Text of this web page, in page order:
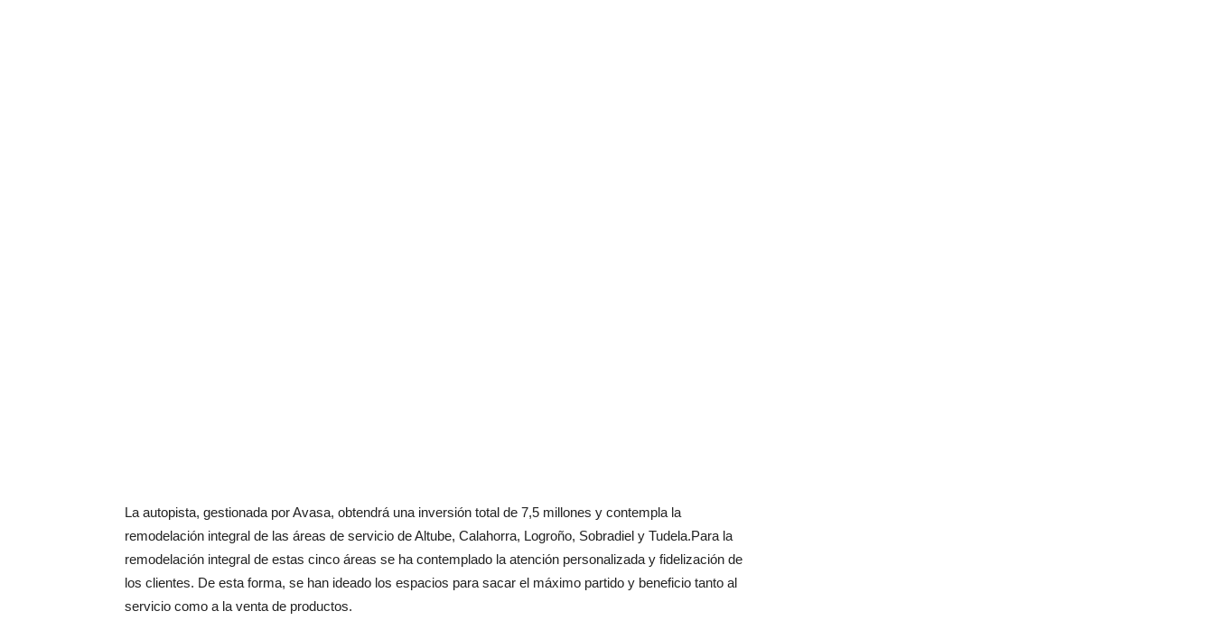
La autopista, gestionada por Avasa, obtendrá una inversión total de 7,5 millones y contempla la
remodelación integral de las áreas de servicio de Altube, Calahorra, Logroño, Sobradiel y Tudela.Para la
remodelación integral de estas cinco áreas se ha contemplado la atención personalizada y fidelización de
los clientes. De esta forma, se han ideado los espacios para sacar el máximo partido y beneficio tanto al
servicio como a la venta de productos.